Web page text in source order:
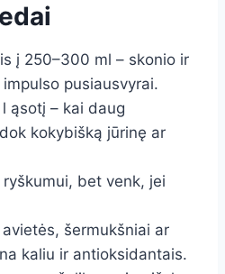
į 250–300 ml – skonio ir
pusiausvyrai.
l ąsotį – kai daug
kokybišką jūrinę ar
bet venk, jei
šermukšniai ar
kaliu ir antioksidantais.